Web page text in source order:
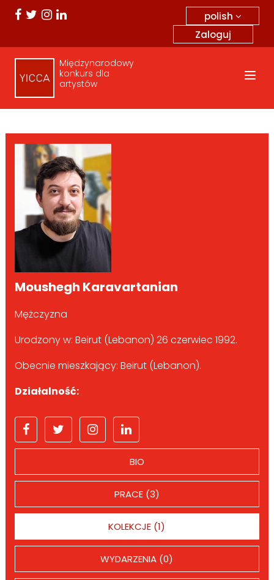
polish
Zaloguj
Międzynarodowy
konkurs dla
artystów
Moushegh Karavartanian
Mężczyzna
Urodzony w: Beirut (Lebanon) 26 czerwiec 1992.
Obecnie mieszkający: Beirut (Lebanon).
Działalność:
BIO
PRACE (3)
KOLEKCJE (1)
WYDARZENIA (0)